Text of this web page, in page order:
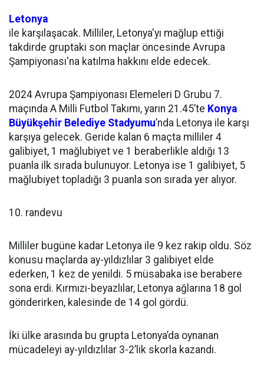
Letonya
ile karşılaşacak. Milliler, Letonya'yı mağlup ettiği
takdirde gruptaki son maçlar öncesinde Avrupa
Şampiyonası'na katılma hakkını elde edecek.
2024 Avrupa Şampiyonası Elemeleri D Grubu 7.
maçında A Milli Futbol Takımı, yarın 21.45’te Konya
Büyükşehir Belediye Stadyumu’nda Letonya ile karşı
karşıya gelecek. Geride kalan 6 maçta milliler 4
galibiyet, 1 mağlubiyet ve 1 beraberlikle aldığı 13
puanla ilk sırada bulunuyor. Letonya ise 1 galibiyet, 5
mağlubiyet topladığı 3 puanla son sırada yer alıyor.
10. randevu
Milliler bugüne kadar Letonya ile 9 kez rakip oldu. Söz
konusu maçlarda ay-yıldızlılar 3 galibiyet elde
ederken, 1 kez de yenildi. 5 müsabaka ise berabere
sona erdi. Kırmızı-beyazlılar, Letonya ağlarına 18 gol
gönderirken, kalesinde de 14 gol gördü.
İki ülke arasında bu grupta Letonya’da oynanan
mücadeleyi ay-yıldızlılar 3-2’lik skorla kazandı.